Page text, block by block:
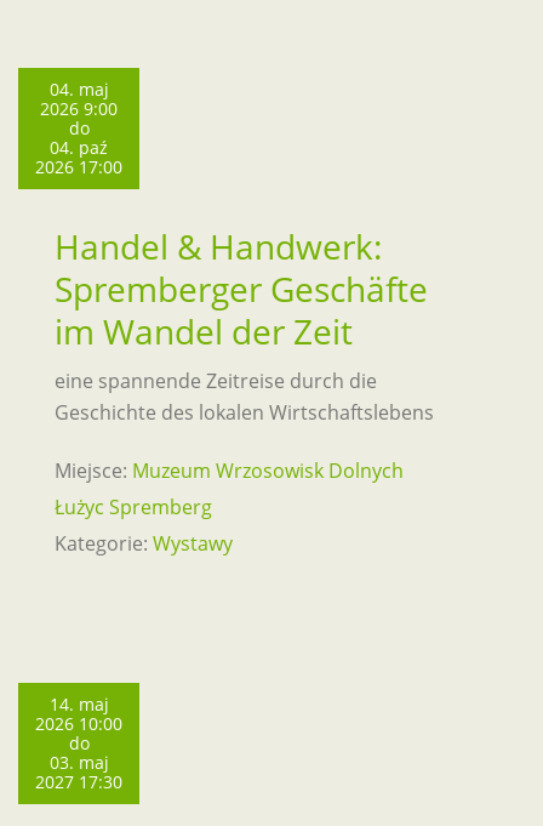
04. maj
2026 9:00
do
04. paź
2026 17:00
Handel & Handwerk:
Spremberger Geschäfte
im Wandel der Zeit
eine spannende Zeitreise durch die
Geschichte des lokalen Wirtschaftslebens
Miejsce: Muzeum Wrzosowisk Dolnych
Łużyc Spremberg
Kategorie: Wystawy
14. maj
2026 10:00
do
03. maj
2027 17:30